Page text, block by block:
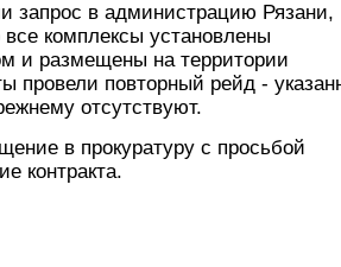
запрос в администрацию Рязани,
комплексы установлены
и размещены на территории
провели повторный рейд -
отсутствуют.
в прокуратуру с просьбой
контракта.